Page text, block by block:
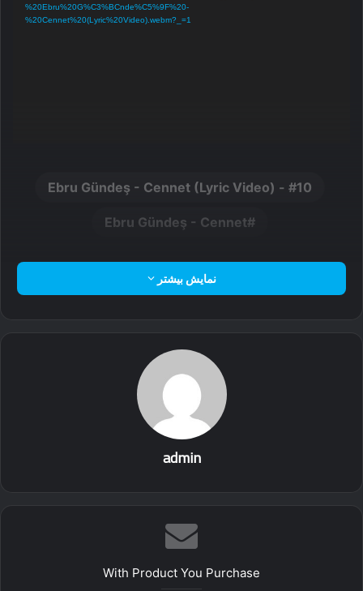
%20Ebru%20G%C3%BCnde%C5%9F%20-
%20Cennet%20(Lyric%20Video).webm?_=1
10 - Ebru Gündeş - Cennet (Lyric Video)
Ebru Gündeş - Cennet
نمایش بیشتر
admin
With Product You Purchase